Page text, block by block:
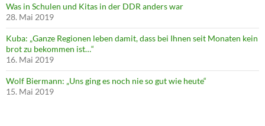
Was in Schulen und Kitas in der DDR anders war
28. Mai 2019
Kuba: „Ganze Regionen leben damit, dass bei Ihnen seit Monaten kein
brot zu bekommen ist…“
16. Mai 2019
Wolf Biermann: „Uns ging es noch nie so gut wie heute“
15. Mai 2019